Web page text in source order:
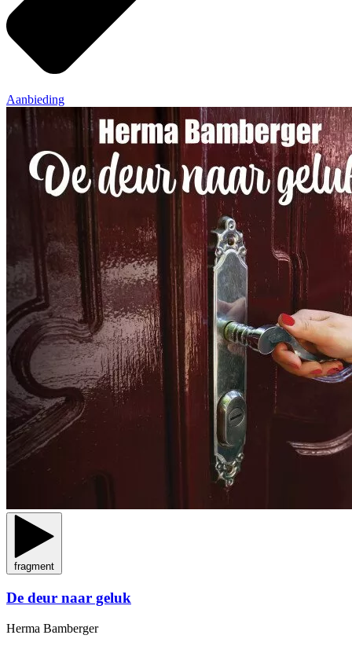
Aanbieding
fragment
De deur naar geluk
Herma Bamberger